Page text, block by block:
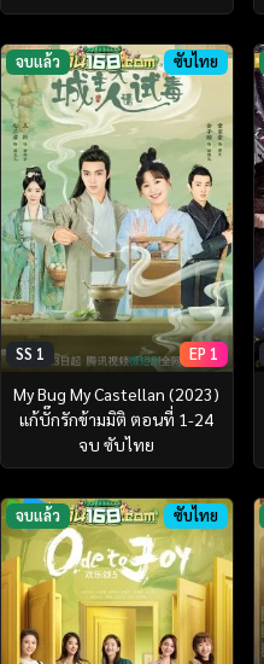
จบแล้ว ซับไทย
SS 1 EP 1
My Bug My Castellan (2023)
แก้บั๊กรักข้ามมิติ ตอนที่ 1-24
จบ ซับไทย
จบแล้ว ซับไทย